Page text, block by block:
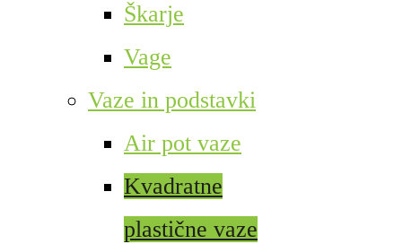
Škarje
Vage
Vaze in podstavki
Air pot vaze
Kvadratne
plastične vaze